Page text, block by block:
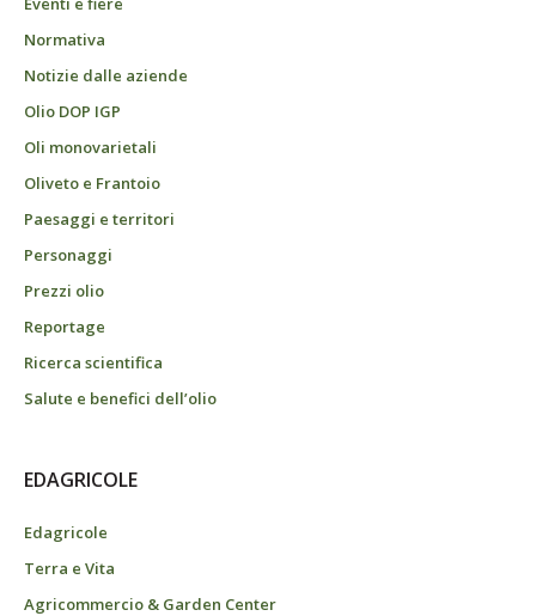
Normativa
Notizie dalle aziende
Olio DOP IGP
Oli monovarietali
Oliveto e Frantoio
Paesaggi e territori
Personaggi
Prezzi olio
Reportage
Ricerca scientifica
Salute e benefici dell’olio
EDAGRICOLE
Edagricole
Terra e Vita
Agricommercio & Garden Center